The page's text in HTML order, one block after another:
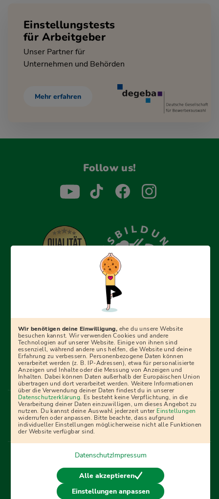
Einstellungstests
für Arbeitgeber
Unser Partner für
Unternehmen und Behörden
Mehr erfahren
Follow us!
Erfolgreich bewerben mit Ausbildungspark: Wir
begleiten dich Schritt für Schritt bei deinem Start in den
Ratgebern und Prüfungspaketen, interaktiven
Videokursen und vielem mehr. Für alle, die was werden
wollen!
Menü Fußleiste
Impressum Bildquellen Presse
Mediadaten
Partner
AGB Datenschutz
Widerrufsbelehrung
Bestellung
Affiliate Partner Cookies
Vertrag widerrufen
© 2026 Ausbildungspark Verlag. Alle Rechte vorbehalten.
Wir benötigen deine Einwilligung, ehe du unsere Website
besuchen kannst. Wir verwenden Cookies und andere
Technologien auf unserer Website. Einige von ihnen sind
essenziell, während andere uns helfen, die Website und deine
Erfahrung zu verbessern. Personenbezogene Daten können
verarbeitet werden (z. B. IP-Adressen), etwa für personalisierte
Anzeigen und Inhalte oder die Messung von Anzeigen und
Inhalten. Dabei können Daten außerhalb der Europäischen Union
übertragen und dort verarbeitet werden. Weitere Informationen
über die Verwendung deiner Daten findest du in unserer
Datenschutzerklärung. Es besteht keine Verpflichtung, in die
Verarbeitung deiner Daten einzuwilligen, um dieses Angebot zu
nutzen. Du kannst deine Auswahl jederzeit unter Einstellungen
widerrufen oder anpassen. Bitte beachte, dass aufgrund
individueller Einstellungen möglicherweise nicht alle Funktionen
der Website verfügbar sind.
DatenschutzImpressum
Alle akzeptieren
Einstellungen anpassen